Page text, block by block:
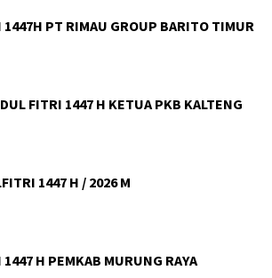
1447H PT RIMAU GROUP BARITO TIMUR
FITRI 1447 H KETUA PKB KALTENG
1447 H / 2026 M
H PEMKAB MURUNG RAYA